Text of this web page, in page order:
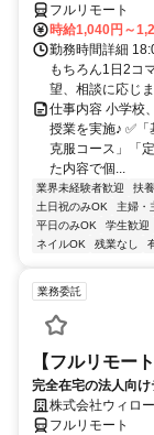
フルリモート
時給1,040円～
勤務時間詳細
もちろん1日2コ
望、相談に応じま
仕事内容 小学校
授業を実施♪ ✅
克服コース」「
た内容で個...
業界未経験者歓迎 扶
土日祝のみOK
主婦・
平日のみOK
学生歓迎
ネイルOK
残業なし
業務委託
【フルリモー
完全在宅の法人向
果報酬あり／新規立
株式会社ウィロ
フルリモート